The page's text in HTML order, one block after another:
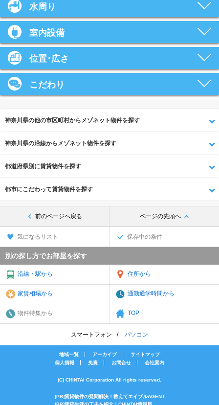
水周り
室内設備
位置･広さ
こだわり
神奈川県の他の市区町村からメゾネット物件を探す
神奈川県の沿線からメゾネット物件を探す
都道府県別に賃貸物件を探す
都市にこだわって賃貸物件を探す
前のページへ戻る ページの先頭へ
気になるリスト 保存中の条件
別の探し方でお部屋を探す
沿線・駅から 住所から
家賃相場から 通勤通学時間から
物件特集から TOP
スマートフォン パソコン
地域一覧 アーカイブ
サイトマップ
個人情報
免責 お問合せ 会社案内
(C) CHINTAI Corporation All rights reserved.
[PR]賃貸物件の疑問解決！教えてエイブルAGENT